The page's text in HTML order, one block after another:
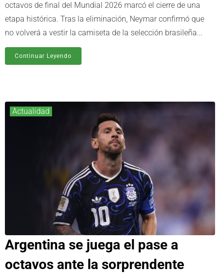
octavos de final del Mundial 2026 marcó el cierre de una
etapa histórica. Tras la eliminación, Neymar confirmó que
no volverá a vestir la camiseta de la selección brasileña...
Continuar Leyendo
Actualidad
Argentina se juega el pase a
octavos ante la sorprendente